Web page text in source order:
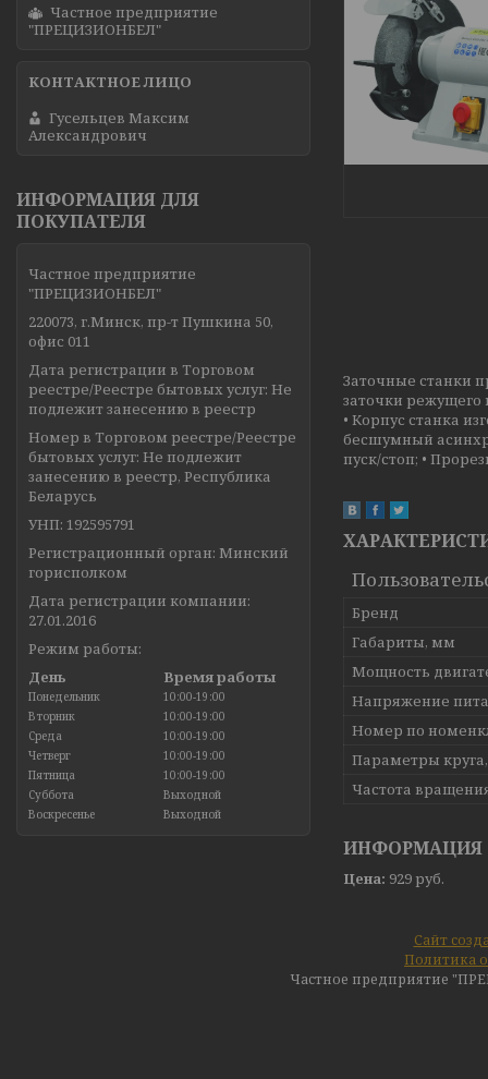
Заточные станки
заточки
• Корпус станка
бесшумный
пуск/стоп; •
Бренд
Габариты, мм
Мощность
Напряжение
Номер по
Параметры
Частота
ИНФОРМАЦИЯ
Цена: 929 руб.
Частное предприятие
"ПРЕЦИЗИОНБЕЛ"
Гусельцев Максим
Александрович
ИНФОРМАЦИЯ ДЛЯ
ПОКУПАТЕЛЯ
Частное предприятие
"ПРЕЦИЗИОНБЕЛ"
220073, г.Минск, пр-т Пушкина 50,
офис 011
Дата регистрации в Торговом
реестре/Реестре бытовых услуг: Не
подлежит занесению в реестр
Номер в Торговом реестре/Реестре
бытовых услуг: Не подлежит
занесению в реестр, Республика
Беларусь
УНП: 192595791
Регистрационный орган: Минский
горисполком
Дата регистрации компании:
27.01.2016
Режим работы:
День
Время работы
Понедельник
10:00-19:00
Вторник
10:00-19:00
Среда
10:00-19:00
Четверг
10:00-19:00
Пятница
10:00-19:00
Суббота
Выходной
Воскресенье
Выходной
Сайт
Политика
Частное предприятие